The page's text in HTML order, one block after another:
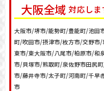
大阪全域 対応しま
大阪市/堺市/能勢町/豊能町/池田
町/吹田市/摂津市/枚方市/交野市
東市/東大阪市/八尾市/柏原市/和
市/貝塚市/熊取町/泉佐野市田尻
市/藤井寺市/太子町/河南町/千早
市